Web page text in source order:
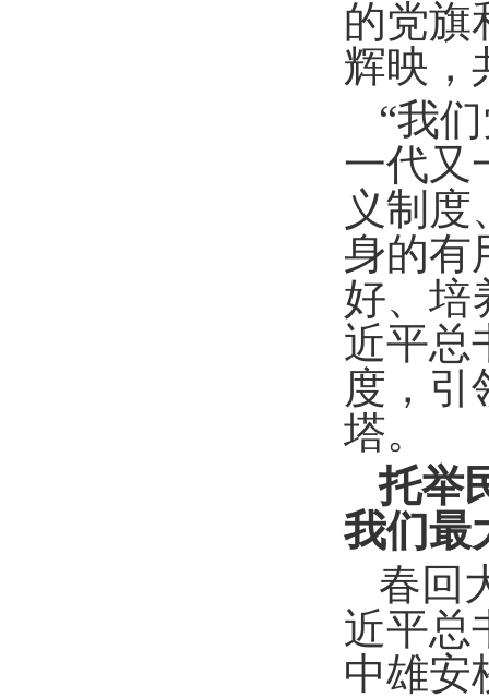
的党旗
辉映，
“我
一代又
义制
身的有
好、培
近平总
度，引
塔。
托举
我们最
春回
近平总
中雄安